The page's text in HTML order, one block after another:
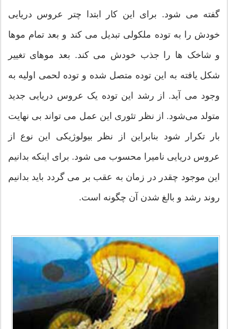
گفته می شود. برای این کار ابتدا چتر عروس دریایی
خودش را به توده ملکولی تبدیل می کند و بعد تمام موها
و شاخک ها را جذب خودش می کند. بعد موهای تغییر
شکل یافته به این توده متصل شده و توده لحمی اولیه به
وجود می آید. از رشد این توده یک عروس دریایی جدید
متولد می‌شود. از نظر تئوری این عمل می تواند بی نهایت
بار تکرار شود بنابراین از نظر بیولوژیکی این نوع از
عروس دریایی نامیرا محسوب می شود. برای اینکه بدانیم
این موجود چقدر در زمان به عقب بر می گردد باید بدانیم
روند رشد و بالغ شدن آن چگونه است.